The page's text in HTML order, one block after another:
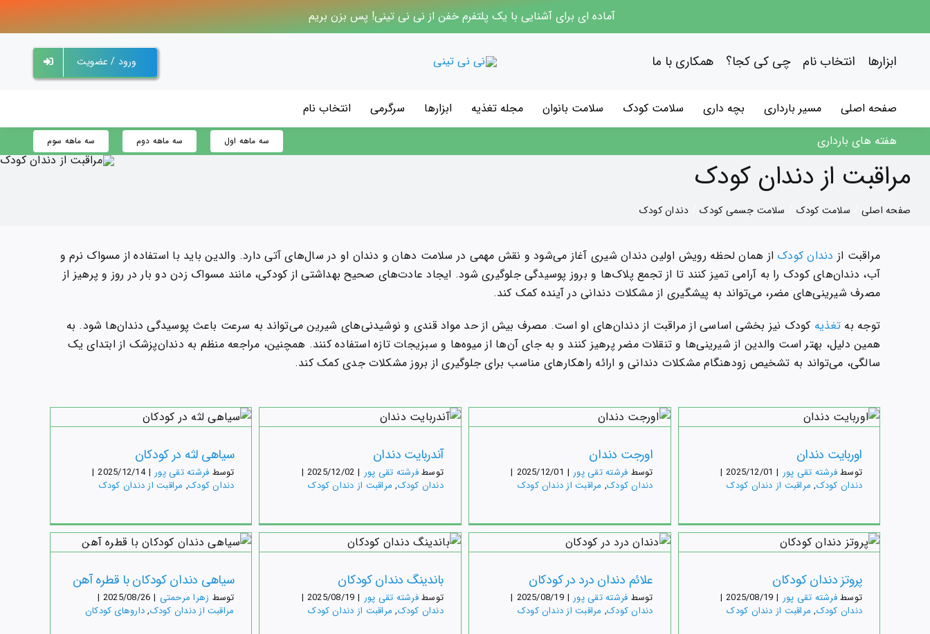
آماده ای برای آشنایی با یک پلتفرم خفن از نی نی تینی! پس بزن بریم
ابزارها انتخاب نام چی کی کجا؟ همکاری با ما ورود / عضویت
صفحه اصلی مسیر بارداری بچه داری سلامت کودک سلامت بانوان مجله تغذیه ابزارها سرگرمی
انتخاب نام
هفته های بارداری
سه ماهه اول سه ماهه دوم سه ماهه سوم
مراقبت از دندان کودک
صفحه اصلی سلامت کودک سلامت جسمی کودک دندان کودک
مراقبت از دندان کودک از همان لحظه رویش اولین دندان شیری آغاز می‌شود و نقش مهمی در سلامت دهان و دندان او در سال‌های آتی دارد. والدین باید با استفاده از مسواک نرم و
آب، دندان‌های کودک را به آرامی تمیز کنند تا از تجمع پلاک‌ها و بروز پوسیدگی جلوگیری شود. ایجاد عادت‌های صحیح بهداشتی از کودکی، مانند مسواک زدن دو بار در روز و پرهیز از
مصرف شیرینی‌های مضر، می‌تواند به پیشگیری از مشکلات دندانی در آینده کمک کند.
توجه به تغذیه کودک نیز بخشی اساسی از مراقبت از دندان‌های او است. مصرف بیش از حد مواد قندی و نوشیدنی‌های شیرین می‌تواند به سرعت باعث پوسیدگی دندان‌ها شود. به
همین دلیل، بهتر است والدین از شیرینی‌ها و تنقلات مضر پرهیز کنند و به جای آن‌ها از میوه‌ها و سبزیجات تازه استفاده کنند. همچنین، مراجعه منظم به دندان‌پزشک از ابتدای یک
سالگی، می‌تواند به تشخیص زودهنگام مشکلات دندانی و ارائه راهکارهای مناسب برای جلوگیری از بروز مشکلات جدی کمک کند.
سیاهی لثه در کودکان
توسط فرشته تقی پور |
2025/12/14
|
دندان کودک, مراقبت از دندان کودک
آندربایت دندان
آندربایت دندان
توسطفرشته تقی پور |
2025/12/02
|
دندان کودک, مراقبت از دندان کودک
اورجت دندان
اورجت دندان
توسط فرشته تقی پور |
2025/12/01
|
دندان کودک, مراقبت از دندان کودک
اوربایت دندان
اوربایت دندان
توسطفرشته تقی پور |
2025/12/01
|
دندان کودک, مراقبت از دندان کودک
سیاهی دندان کودکان با قطره آهن
توسط زهرا مرحمتی |
2025/08/26
|
مراقبت از دندان کودک,داروهای کودکان
باندینگ دندان کودکان
باندینگ دندان کودکان
توسطفرشته تقی پور |
2025/08/19
|
دندان کودک, مراقبت از دندان کودک
علائم دندان درد در کودکان
علائم دندان درد در کودکان
توسط فرشته تقی پور |
2025/08/19
|
دندان کودک, مراقبت از دندان کودک
پروتز دندان کودکان
پروتز دندان کودکان
توسطفرشته تقی پور |
2025/08/19
|
دندان کودک, مراقبت از دندان کودک